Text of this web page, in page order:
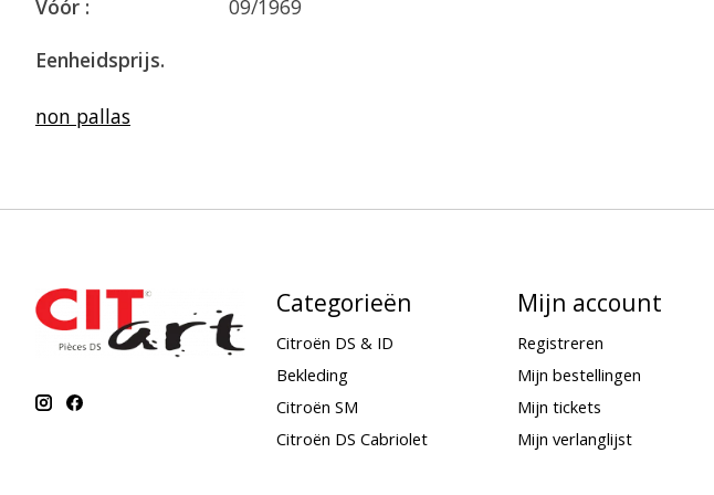
Vóór :
09/1969
Eenheidsprijs.
non pallas
Categorieën
Citroën DS & ID
Bekleding
Citroën SM
Citroën DS Cabriolet
Mijn account
Registreren
Mijn bestellingen
Mijn tickets
Mijn verlanglijst